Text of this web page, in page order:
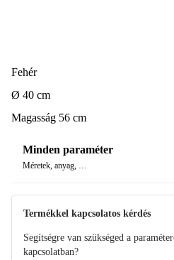
Fehér
Ø 40 cm
Magasság 56 cm
Minden paraméter
Méretek, anyag, …
Termékkel kapcsolatos kérdés
Segítségre van szükséged a
kapcsolatban?